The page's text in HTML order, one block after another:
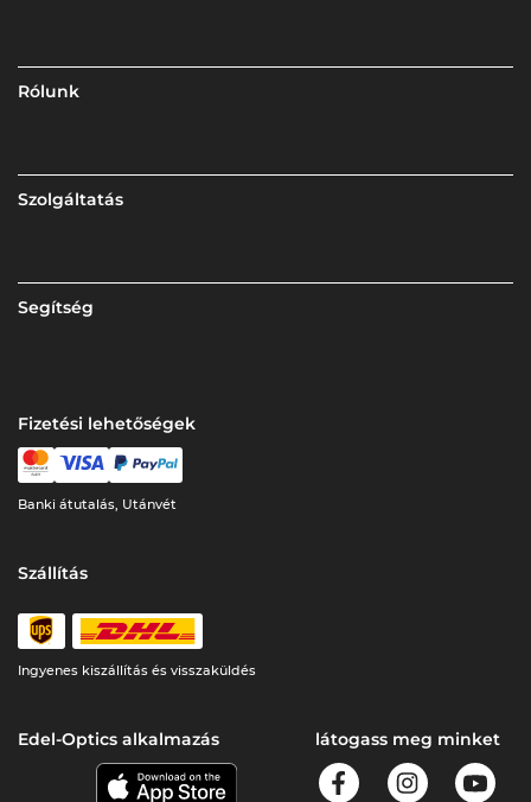
Rólunk
Szolgáltatás
Segítség
Fizetési lehetőségek
Banki átutalás, Utánvét
Szállítás
Ingyenes kiszállítás és visszaküldés
Edel-Optics alkalmazás látogass meg minket